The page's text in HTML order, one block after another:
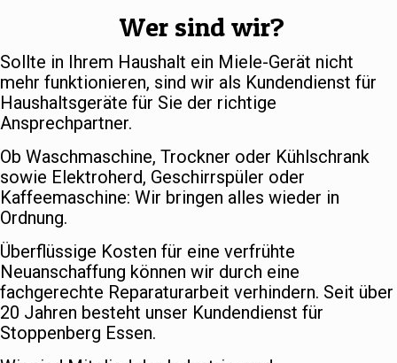
Wer sind wir?
Sollte in Ihrem Haushalt ein Miele-Gerät nicht
mehr funktionieren, sind wir als Kundendienst für
Haushaltsgeräte für Sie der richtige
Ansprechpartner.
Ob Waschmaschine, Trockner oder Kühlschrank
sowie Elektroherd, Geschirrspüler oder
Kaffeemaschine: Wir bringen alles wieder in
Ordnung.
Überflüssige Kosten für eine verfrühte
Neuanschaffung können wir durch eine
fachgerechte Reparaturarbeit verhindern. Seit über
20 Jahren besteht unser Kundendienst für
Stoppenberg Essen.